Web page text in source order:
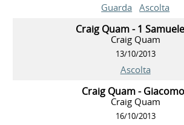
Guarda Ascolta
Craig Quam - 1
Craig Quam
13/10/2013
Ascolta
Craig Quam -
Craig Quam
16/10/2013